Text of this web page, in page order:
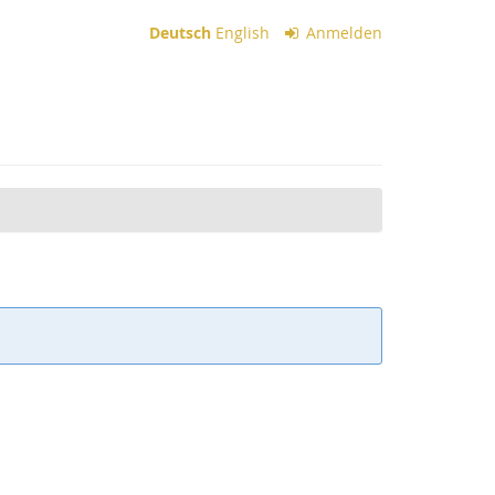
Deutsch English Anmelden